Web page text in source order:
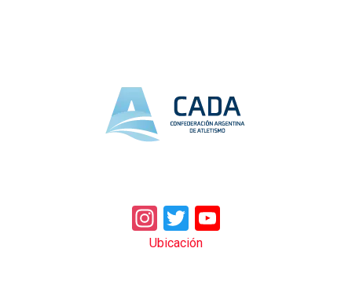
Instagram
Twitter
Ubicación